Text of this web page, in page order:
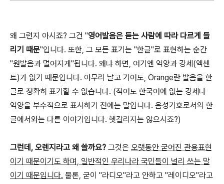
왜 그런지 아시죠? 그건 "영어발음은 듣는 사람에 따라 다르게 들
리기 때문"입니다. 또한, 그 모든 표기는 "한글"로 표현하는 순간
"원발음과 멀어지게"됩니다. 왜냐 하면, 여기엔 억양과 강세(액센
트)가 없기 때문입니다. 아무리 날고 기어도, Orange란 발음을 한
글로 정확히 표기할 수 없습니다. (적어도 한국어에 없는 강세나
억양을 부수적으로 표시하기 전에는 말입니다. 음성기호로서의 한
글에서와는 다른 이야기입니다. 헷갈리지는 않으시죠?)
그런데, 오렌지라고 왜 쓸까요? 그것은 오랫동안 굳어진 관용표현
이기 때문이기도 하며, 일반적인 우리나라 국민들이 널리 쓰는 말
이기 때문입니다. 물론, 굳이 "라디오"라고 안하고 "레이디오"라고